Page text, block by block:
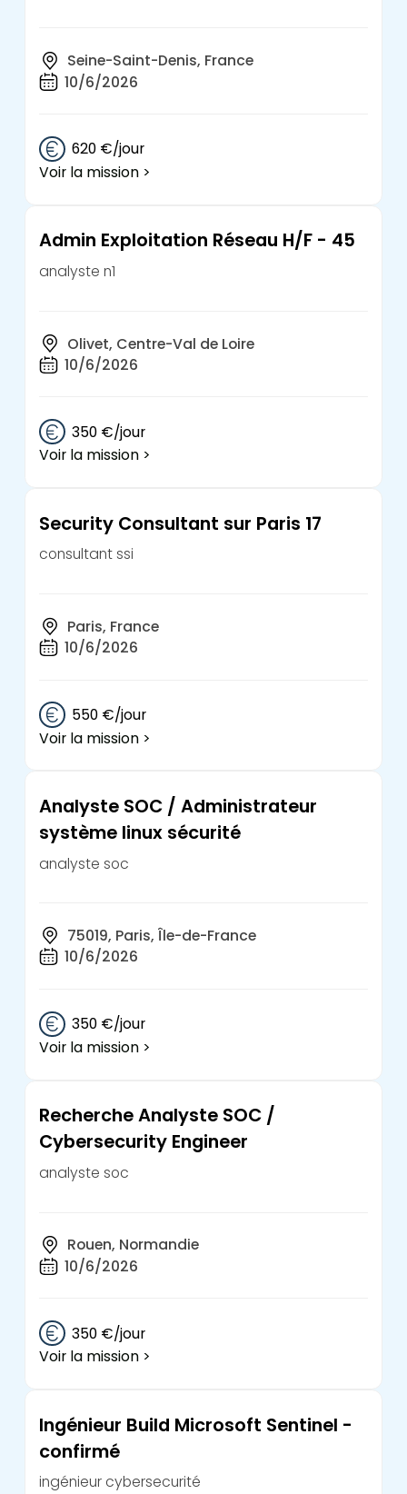
Seine-Saint-Denis, France
10/6/2026
620 €/jour
Voir la mission >
Admin Exploitation Réseau H/F - 45
analyste n1
Olivet, Centre-Val de Loire
10/6/2026
350 €/jour
Voir la mission >
Security Consultant sur Paris 17
consultant ssi
Paris, France
10/6/2026
550 €/jour
Voir la mission >
Analyste SOC / Administrateur
système linux sécurité
analyste soc
75019, Paris, Île-de-France
10/6/2026
350 €/jour
Voir la mission >
Recherche Analyste SOC /
Cybersecurity Engineer
analyste soc
Rouen, Normandie
10/6/2026
350 €/jour
Voir la mission >
Ingénieur Build Microsoft Sentinel -
confirmé
ingénieur cybersecurité